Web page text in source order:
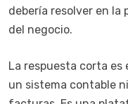
debería resolver en la
del negocio.
La respuesta corta es
un sistema contable